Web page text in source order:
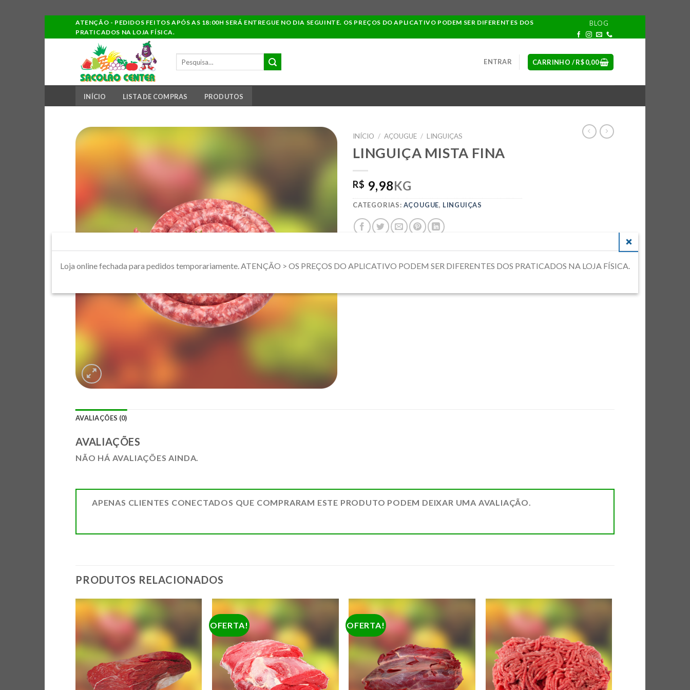
ATENÇÃO - PEDIDOS FEITOS APÓS AS 18:00H SERÁ ENTREGUE NO DIA SEGUINTE. OS PREÇOS DO APLICATIVO PODEM SER DIFERENTES DOS
PRATICADOS NA LOJA FÍSICA.
BLOG
PESQUISAR
POR:
ENTRAR CARRINHO /R$0,00
INÍCIO LISTA DE COMPRAS PRODUTOS
INÍCIO / AÇOUGUE / LINGUIÇAS
LINGUIÇA MISTA FINA
R$ 9,98KG
CATEGORIAS: AÇOUGUE, LINGUIÇAS
AVALIAÇÕES (0)
AVALIAÇÕES
NÃO HÁ AVALIAÇÕES AINDA.
APENAS CLIENTES CONECTADOS QUE COMPRARAM ESTE PRODUTO PODEM DEIXAR UMA AVALIAÇÃO.
PRODUTOS RELACIONADOS
ADICIONAR
A LISTA DE
COMPRAS
OFERTA!
ADICIONAR
A LISTA DE
COMPRAS
OFERTA!
ADICIONAR
A LISTA DE
COMPRAS
ADICIONAR
A LISTA DE
COMPRAS
Loja online fechada para pedidos temporariamente. ATENÇÃO > OS PREÇOS DO APLICATIVO PODEM SER DIFERENTES DOS PRATICADOS NA LOJA FÍSICA.